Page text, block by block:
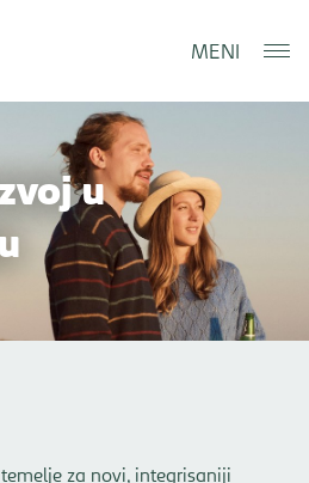
MENI
u
za novi, integrisaniji